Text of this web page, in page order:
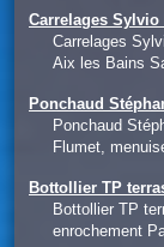
Carrelages Sylvio
Carrelages
Aix les Bains
Ponchaud
Ponchaud
Flumet,
Bottollier TP
Bottollier TP
enrochement